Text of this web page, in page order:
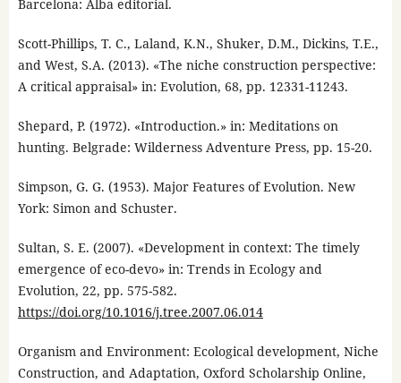
Barcelona: Alba editorial.
Scott-Phillips, T. C., Laland, K.N., Shuker, D.M., Dickins, T.E.,
and West, S.A. (2013). «The niche construction perspective:
A critical appraisal» in: Evolution, 68, pp. 12331-11243.
Shepard, P. (1972). «Introduction.» in: Meditations on
hunting. Belgrade: Wilderness Adventure Press, pp. 15-20.
Simpson, G. G. (1953). Major Features of Evolution. New
York: Simon and Schuster.
Sultan, S. E. (2007). «Development in context: The timely
emergence of eco-devo» in: Trends in Ecology and
Evolution, 22, pp. 575-582.
https://doi.org/10.1016/j.tree.2007.06.014
Organism and Environment: Ecological development, Niche
Construction, and Adaptation, Oxford Scholarship Online,